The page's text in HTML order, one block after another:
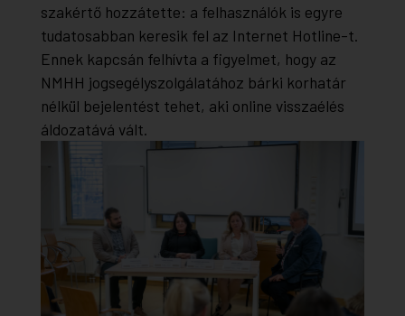
szakértő hozzátette: a felhasználók is egyre
tudatosabban keresik fel az Internet Hotline-t.
Ennek kapcsán felhívta a figyelmet, hogy az
NMHH jogsegélyszolgálatához bárki korhatár
nélkül bejelentést tehet, aki online visszaélés
áldozatává vált.